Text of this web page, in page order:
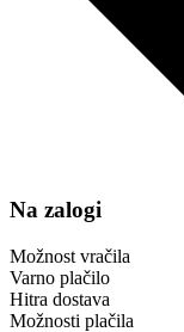
Na zalogi
Možnost vračila
Varno plačilo
Hitra dostava
Možnosti plačila